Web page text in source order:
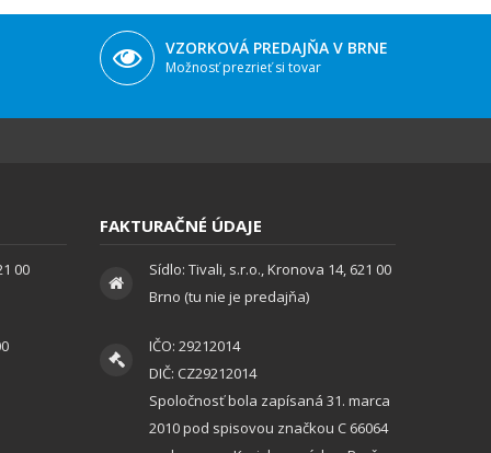
VZORKOVÁ PREDAJŇA V BRNE
Možnosť prezrieť si tovar
00
FAKTURAČNÉ ÚDAJE
Sídlo: Tivali, s.r.o., Kronova 14, 621 00
Brno (tu nie je predajňa)
IČO: 29212014
DIČ: CZ29212014
Spoločnosť bola zapísaná 31. marca
2010 pod spisovou značkou C 66064